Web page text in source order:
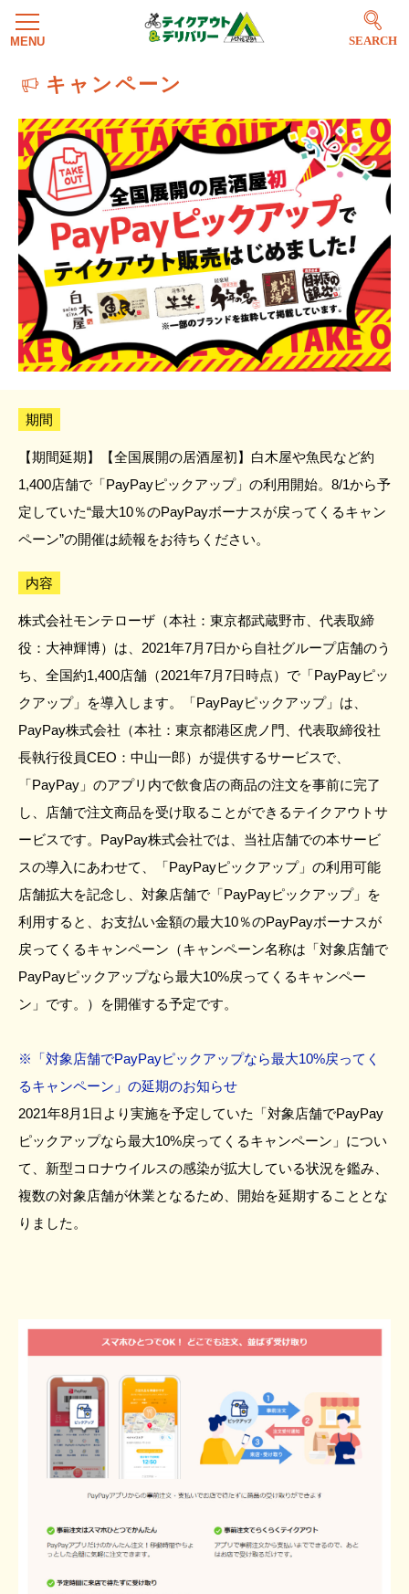
SEARCH
キャンペーン
期間
【期間延期】【全国展開の居酒屋初】白木屋や魚民など約
1,400店舗で「PayPayピックアップ」の利用開始。8/1から予
定していた“最大10％のPayPayボーナスが戻ってくるキャン
ペーン”の開催は続報をお待ちください。
内容
株式会社モンテローザ（本社：東京都武蔵野市、代表取締
役：大神輝博）は、2021年7月7日から自社グループ店舗のう
ち、全国約1,400店舗（2021年7月7日時点）で「PayPayピッ
クアップ」を導入します。「PayPayピックアップ」は、
PayPay株式会社（本社：東京都港区虎ノ門、代表取締役社
長執行役員CEO：中山一郎）が提供するサービスで、
「PayPay」のアプリ内で飲食店の商品の注文を事前に完了
し、店舗で注文商品を受け取ることができるテイクアウトサ
ービスです。PayPay株式会社では、当社店舗での本サービ
スの導入にあわせて、「PayPayピックアップ」の利用可能
店舗拡大を記念し、対象店舗で「PayPayピックアップ」を
利用すると、お支払い金額の最大10％のPayPayボーナスが
戻ってくるキャンペーン（キャンペーン名称は「対象店舗で
PayPayピックアップなら最大10%戻ってくるキャンペー
ン」です。）を開催する予定です。
※「対象店舗でPayPayピックアップなら最大10%戻ってく
るキャンペーン」の延期のお知らせ
2021年8月1日より実施を予定していた「対象店舗でPayPay
ピックアップなら最大10%戻ってくるキャンペーン」につい
て、新型コロナウイルスの感染が拡大している状況を鑑み、
複数の対象店舗が休業となるため、開始を延期することとな
りました。